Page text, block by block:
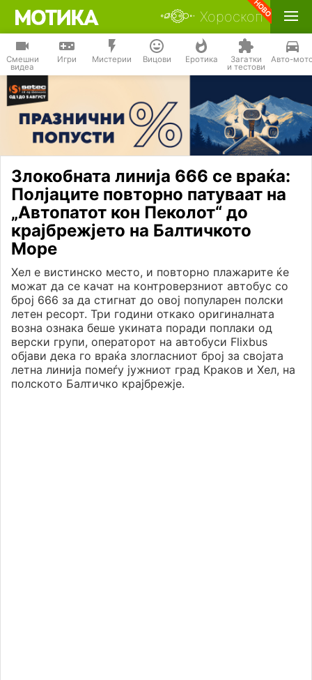
Хороскоп
Смешни
видеа
Игри Мистерии Вицови Еротика Загатки
и тестови
Авто-
Злокобната линија 666 се враќа:
Полјаците повторно патуваат на
„Автопатот кон Пеколот“ до
крајбрежјето на Балтичкото
Море
Хел е вистинско место, и повторно плажарите ќе
можат да се качат на контроверзниот автобус со
број 666 за да стигнат до овој популарен полски
летен ресорт. Три години откако оригиналната
возна ознака беше укината поради поплаки од
верски групи, операторот на автобуси Flixbus
објави дека го враќа злогласниот број за својата
летна линија помеѓу јужниот град Краков и Хел, на
полското Балтичко крајбрежје.